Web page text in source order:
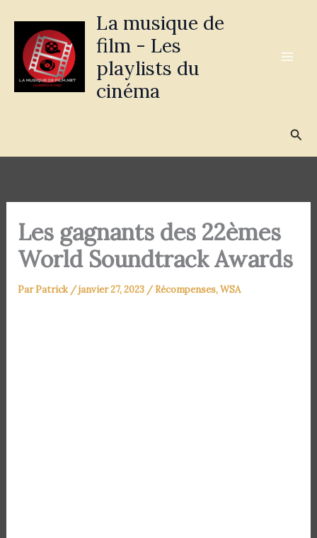
contenu
La musique de
film - Les
playlists du
cinéma
Les gagnants des 22èmes
World Soundtrack Awards
ParPatrick /janvier 27, 2023 /Récompenses,WSA